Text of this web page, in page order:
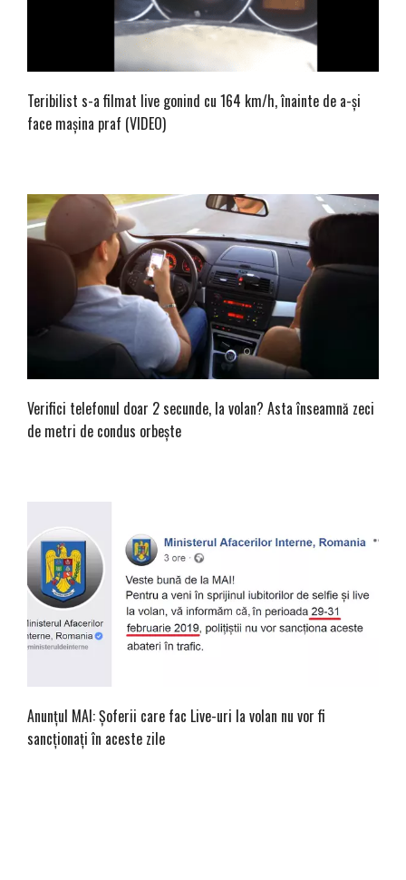
Teribilist s-a filmat live gonind cu 164 km/h, înainte de a-și
face mașina praf (VIDEO)
Verifici telefonul doar 2 secunde, la volan? Asta înseamnă zeci
de metri de condus orbește
Anunțul MAI: Șoferii care fac Live-uri la volan nu vor fi
sancționați în aceste zile